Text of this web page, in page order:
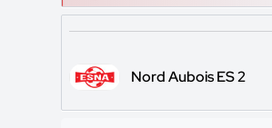
Nord Aubois ES 2